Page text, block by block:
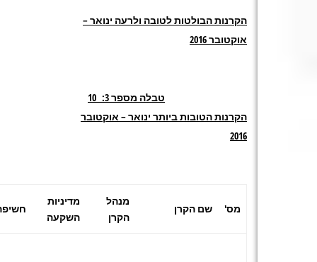
הקרנות הבולטות לטובה ולרעה ינואר –
אוקטובר 2016
טבלה מספר 3: 10
הקרנות הטובות ביותר ינואר – אוקטובר
2016
מס' שם הקרן
מנהל
הקרן
מדיניות
השקעה